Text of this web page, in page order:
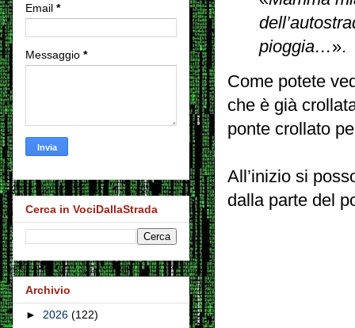
pioggia…».
Come potete
che è già
ponte crollato
All’inizio si
dalla parte del
Email *
Messaggio *
Cerca in VociDallaStrada
Archivio
► 2026 (122)